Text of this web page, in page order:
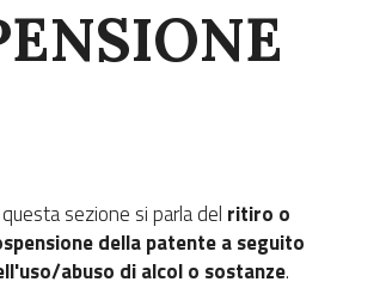
sezione si parla del ritiro o
della patente a seguito
abuso di alcol o sostanze.